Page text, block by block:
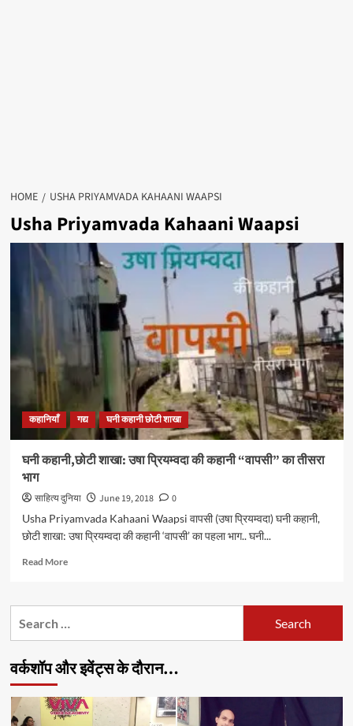
HOME USHA PRIYAMVADA KAHAANI WAAPSI
Usha Priyamvada Kahaani Waapsi
कहानियाँ गद्य घनी कहानी छोटी शाखा
घनी कहानी,छोटी शाखा: उषा प्रियम्वदा की कहानी “वापसी” का तीसरा
भाग
साहित्य दुनिया June 19, 2018
0
Usha Priyamvada Kahaani Waapsi वापसी (उषा प्रियम्वदा) घनी कहानी,
छोटी शाखा: उषा प्रियम्वदा की कहानी ‘वापसी’ का पहला भाग.. घनी...
Read MoreRead
घनी
प्रियम्वदा
कहानी
“वापसी”
वर्कशॉप और इवेंट्स के दौरान…